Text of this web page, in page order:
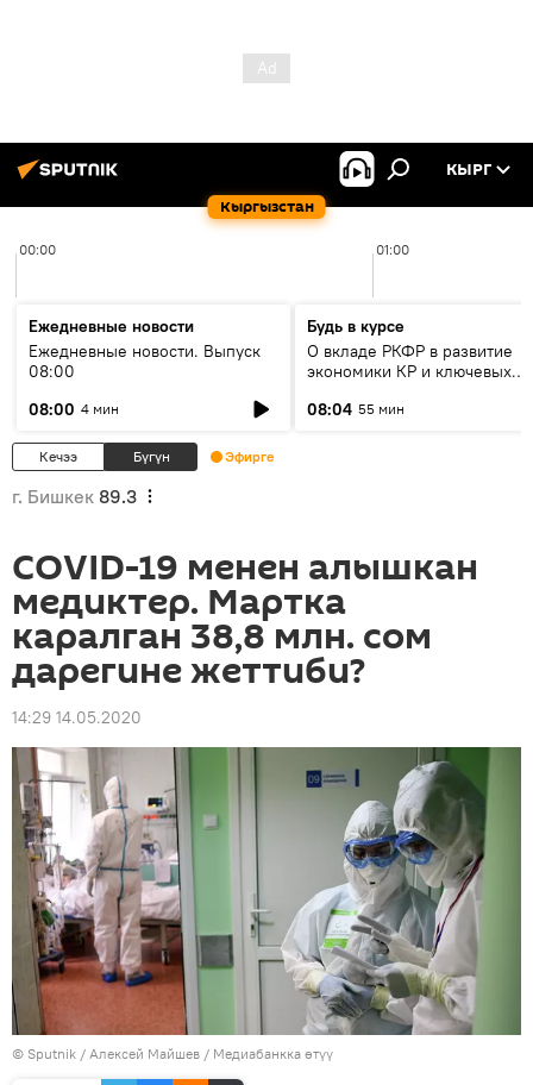
Кыргызстан
КЫРГ
00:00 01:00
Ежедневные новости
Ежедневные новости. Выпуск
08:00
08:00 4 мин
Будь в курсе
О вкладе РКФР в развитие
экономики КР и ключевых
08:04 55 мин
Кечээ Бүгүн Эфирге
г. Бишкек 89.3
COVID-19 менен алышкан
медиктер. Мартка
каралган 38,8 млн. сом
дарегине жеттиби?
14:29 14.05.2020
© Sputnik / Алексей Майшев / Медиабанкка өтүү